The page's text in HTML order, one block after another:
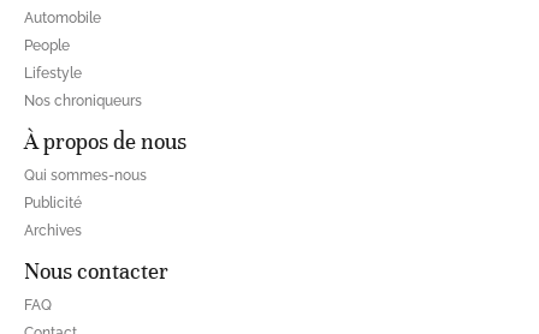
Automobile
People
Lifestyle
Nos chroniqueurs
À propos de nous
Qui sommes-nous
Publicité
Archives
Nous contacter
FAQ